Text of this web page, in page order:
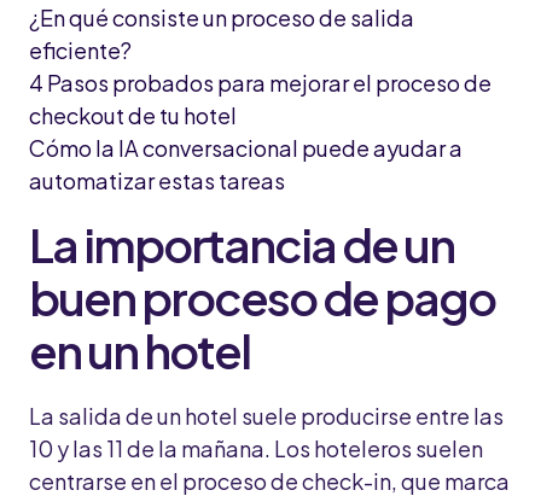
¿En qué consiste un proceso de salida
eficiente?
4 Pasos probados para mejorar el proceso de
checkout de tu hotel
Cómo la IA conversacional puede ayudar a
automatizar estas tareas
La importancia de un
buen proceso de pago
en un hotel
La salida de un hotel suele producirse entre las
10 y las 11 de la mañana. Los hoteleros suelen
centrarse en el proceso de check-in, que marca